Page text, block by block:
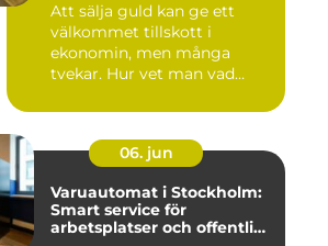
Att sälja guld kan ge ett
välkommet tillskott i
ekonomin, men många
tvekar. Hur vet man vad
06. jun
Varuautomat i Stockholm:
Smart service för
arbetsplatser och offentliga